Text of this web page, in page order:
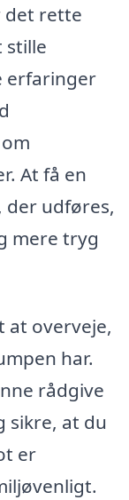
det rette
erfaringer
At få en
der udføres,
mere tryg
at overveje,
har.
rådgive
sikre, at du
er